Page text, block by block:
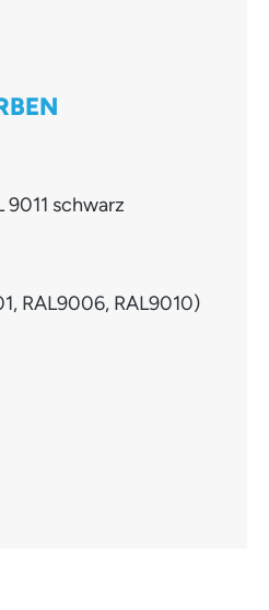
9011 schwarz
RAL9006, RAL9010)